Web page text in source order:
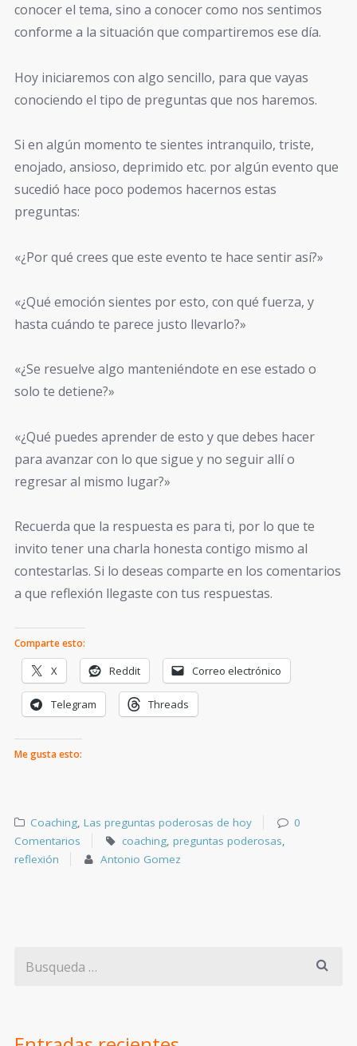
conocer el tema, sino a conocer como nos sentimos
conforme a la situación que compartiremos ese día.
Hoy iniciaremos con algo sencillo, para que vayas
conociendo el tipo de preguntas que nos haremos.
Si en algún momento te sientes intranquilo, triste,
enojado, ansioso, deprimido etc. por algún evento que
sucedió hace poco podemos hacernos estas
preguntas:
«¿Por qué crees que este evento te hace sentir así?»
«¿Qué emoción sientes por esto, con qué fuerza, y
hasta cuándo te parece justo llevarlo?»
«¿Se resuelve algo manteniéndote en ese estado o
solo te detiene?»
«¿Qué puedes aprender de esto y que debes hacer
para avanzar con lo que sigue y no seguir allí o
regresar al mismo lugar?»
Recuerda que la respuesta es para ti, por lo que te
invito tener una charla honesta contigo mismo al
contestarlas. Si lo deseas comparte en los comentarios
a que reflexión llegaste con tus respuestas.
Comparte esto:
X Reddit Correo electrónico
Telegram Threads
Me gusta esto:
Coaching,Las preguntas poderosas de hoy
0
Comentarios
coaching,preguntas poderosas,
reflexión
Antonio Gomez